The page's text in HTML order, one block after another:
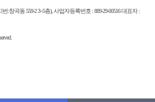
:창곡동 559-2 3~5층), 사업자등록번호 : 889-29-00516 대표자 :